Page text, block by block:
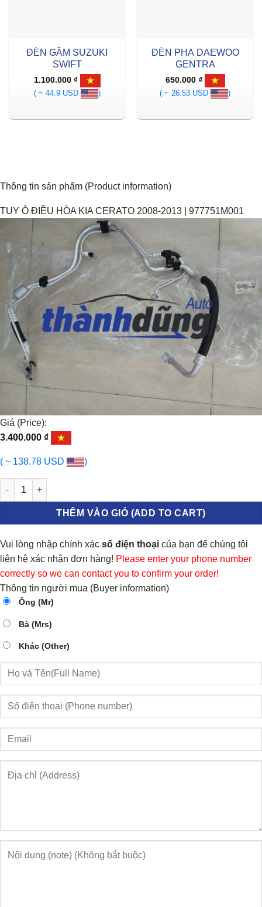
ĐÈN GẦM SUZUKI
SWIFT
1.100.000 ₫
( ~ 44.9 USD
)
ĐÈN PHA DAEWOO
GENTRA
650.000 ₫
( ~ 26.53 USD
)
Thông tin sản phẩm (Product information)
TUY Ô ĐIỀU HÒA KIA CERATO 2008-2013 | 977751M001
Giá (Price):
3.400.000 ₫
( ~ 138.78 USD )
TUY Ô ĐIỀU HÒA KIA CERATO 2008-2013 | 977751M001 số lượng
THÊM VÀO GIỎ (ADD TO CART)
Vui lòng nhập chính xác số điện thoại của bạn để chúng tôi
liên hệ xác nhận đơn hàng! Please enter your phone number
correctly so we can contact you to confirm your order!
Thông tin người mua (Buyer information)
Ông (Mr)
Bà (Mrs)
Khác (Other)